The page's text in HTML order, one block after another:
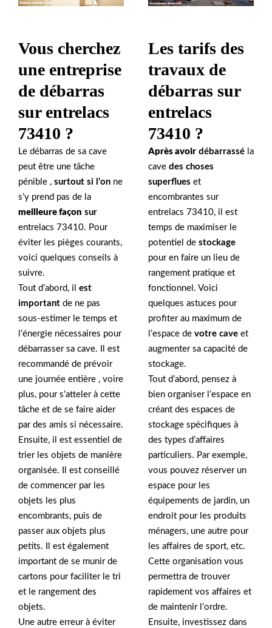
Vous cherchez
une entreprise
de débarras
sur entrelacs
73410 ?
Le débarras de sa cave
peut être une tâche
pénible , surtout si l’on ne
s’y prend pas de la
meilleure façon sur
entrelacs 73410. Pour
éviter les pièges courants,
voici quelques conseils à
suivre.
Tout d’abord, il est
important de ne pas
sous-estimer le temps et
l’énergie nécessaires pour
débarrasser sa cave. Il est
recommandé de prévoir
une journée entière , voire
plus, pour s’atteler à cette
tâche et de se faire aider
par des amis si nécessaire.
Ensuite, il est essentiel de
trier les objets de manière
organisée. Il est conseillé
de commencer par les
objets les plus
encombrants, puis de
passer aux objets plus
petits. Il est également
important de se munir de
cartons pour faciliter le tri
et le rangement des
objets.
Une autre erreur à éviter
Les tarifs des
travaux de
débarras sur
entrelacs
73410 ?
Après avoir débarrassé la
cave des choses
superflues et
encombrantes sur
entrelacs 73410, il est
temps de maximiser le
potentiel de stockage
pour en faire un lieu de
rangement pratique et
fonctionnel. Voici
quelques astuces pour
profiter au maximum de
l’espace de votre cave et
augmenter sa capacité de
stockage.
Tout d’abord, pensez à
bien organiser l’espace en
créant des espaces de
stockage spécifiques à
des types d’affaires
particuliers. Par exemple,
vous pouvez réserver un
espace pour les
équipements de jardin, un
endroit pour les produits
ménagers, une autre pour
les affaires de sport, etc.
Cette organisation vous
permettra de trouver
rapidement vos affaires et
de maintenir l’ordre.
Ensuite, investissez dans